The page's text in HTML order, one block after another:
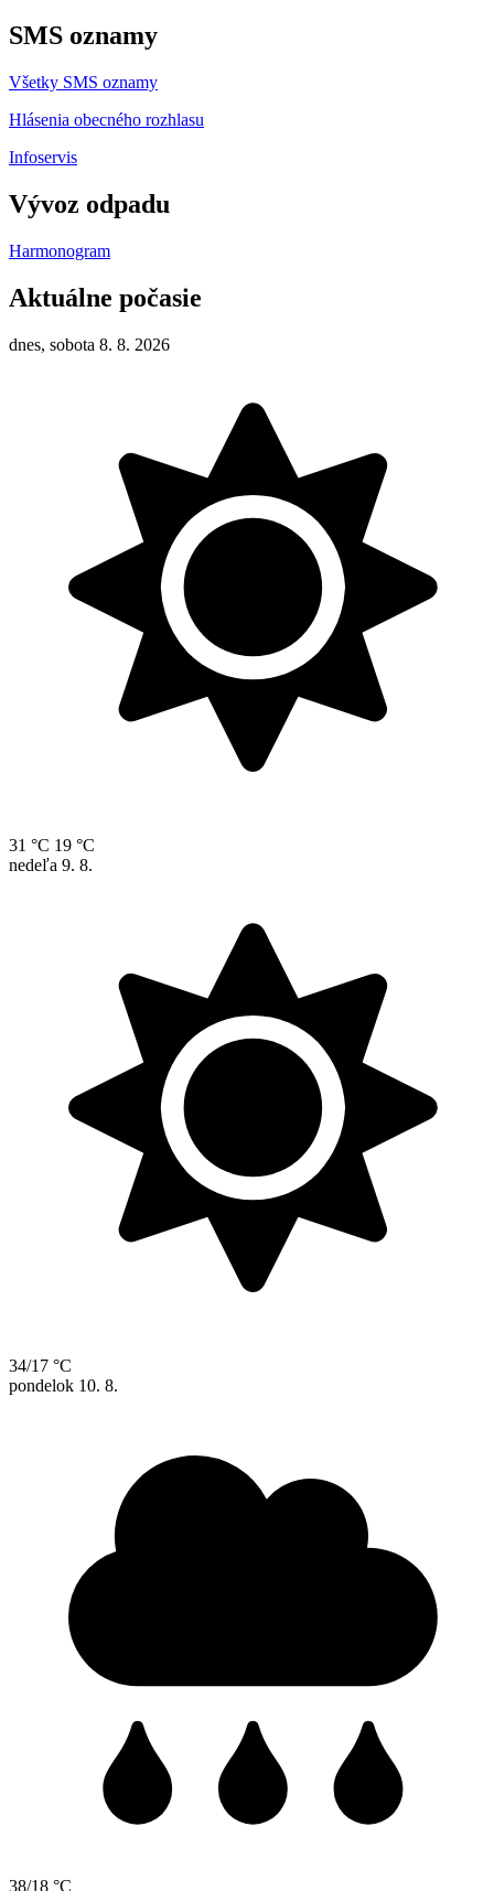
SMS oznamy
Všetky SMS oznamy
Hlásenia obecného rozhlasu
Infoservis
Vývoz odpadu
Harmonogram
Aktuálne počasie
dnes, sobota 8. 8. 2026
31 °C 19 °C
nedeľa 9. 8.
34/17 °C
pondelok 10. 8.
38/18 °C